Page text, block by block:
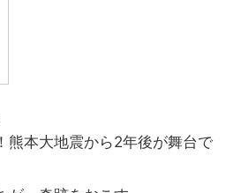
熊本大地震から2年後が舞台で